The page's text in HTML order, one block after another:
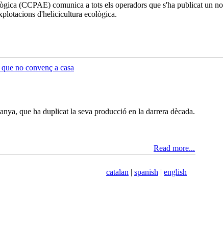
(CCPAE) comunica a tots els operadors que s'ha publicat un
d'helicicultura ecològica.
no convenç a casa
que ha duplicat la seva producció en la darrera dècada.
Read more...
catalan
spanish english